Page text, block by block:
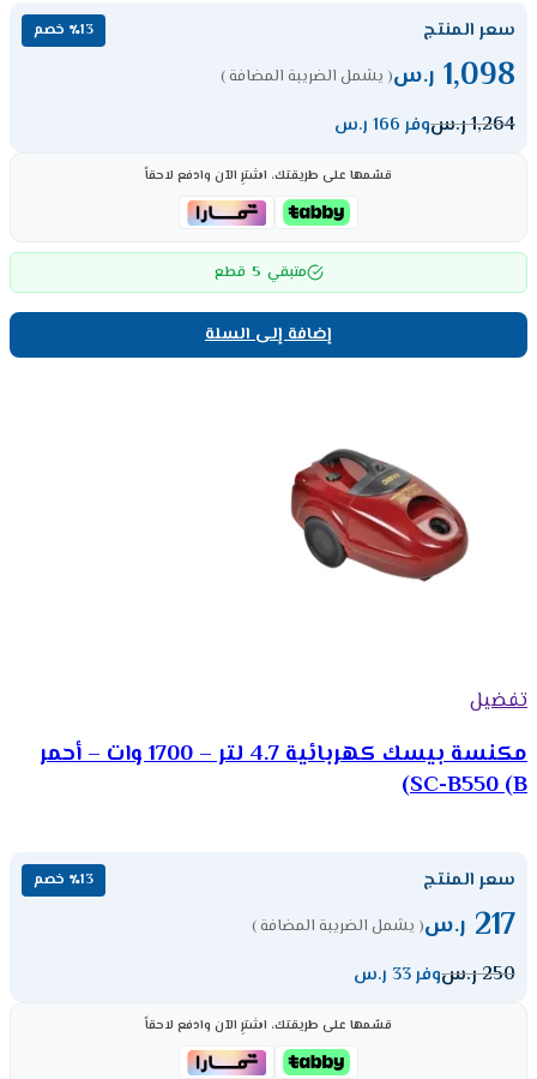
سعر المنتج ٪13 خصم
1,098 ر.س( يشمل الضريبة المضافة )
1,264ر.سوفر 166 ر.س
قسّمها على طريقتك، اشترِ الآن وادفع لاحقاً
متبقي 5 قطع
إضافة إلى السلة
تفضيل
مكنسة بيسك كهربائية 4.7 لتر – 1700 وات – أحمر
SC-B550 (B)
سعر المنتج ٪13 خصم
217 ر.س( يشمل الضريبة المضافة )
250ر.سوفر 33 ر.س
قسّمها على طريقتك، اشترِ الآن وادفع لاحقاً